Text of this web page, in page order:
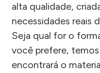
alta qualidade,
necessidades reais
Seja qual for o
você prefere,
encontrará o